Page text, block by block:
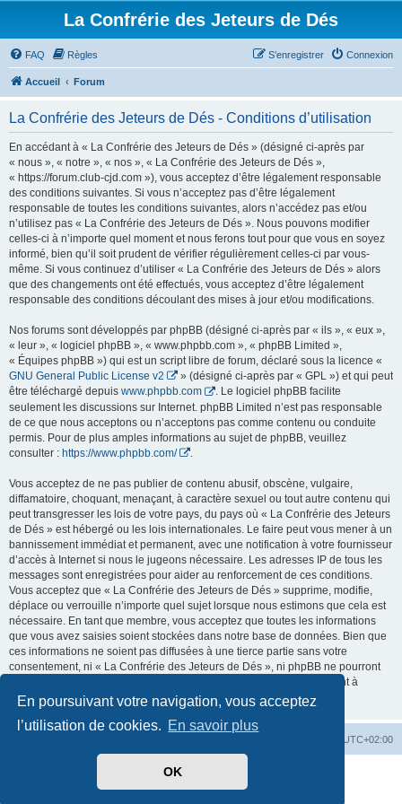
En poursuivant votre navigation, vous acceptez
l’utilisation de cookies. En savoir plus
OK
La Confrérie des Jeteurs de Dés
FAQ Règles Connexion
S’enregistrer
Accueil Forum
La Confrérie des Jeteurs de Dés - Conditions d’utilisation
En accédant à « La Confrérie des Jeteurs de Dés » (désigné ci-après par
« nous », « notre », « nos », « La Confrérie des Jeteurs de Dés »,
« https://forum.club-cjd.com »), vous acceptez d’être légalement responsable
des conditions suivantes. Si vous n’acceptez pas d’être légalement
responsable de toutes les conditions suivantes, alors n’accédez pas et/ou
n’utilisez pas « La Confrérie des Jeteurs de Dés ». Nous pouvons modifier
celles-ci à n’importe quel moment et nous ferons tout pour que vous en soyez
informé, bien qu’il soit prudent de vérifier régulièrement celles-ci par vous-
même. Si vous continuez d’utiliser « La Confrérie des Jeteurs de Dés » alors
que des changements ont été effectués, vous acceptez d’être légalement
responsable des conditions découlant des mises à jour et/ou modifications.
Nos forums sont développés par phpBB (désigné ci-après par « ils », « eux »,
« leur », « logiciel phpBB », « www.phpbb.com », « phpBB Limited »,
« Équipes phpBB ») qui est un script libre de forum, déclaré sous la licence «
GNU General Public License v2
» (désigné ci-après par « GPL ») et qui peut
être téléchargé depuis www.phpbb.com
. Le logiciel phpBB facilite
seulement les discussions sur Internet. phpBB Limited n’est pas responsable
de ce que nous acceptons ou n’acceptons pas comme contenu ou conduite
permis. Pour de plus amples informations au sujet de phpBB, veuillez
consulter : https://www.phpbb.com/
Vous acceptez de ne pas publier de contenu abusif, obscène, vulgaire,
diffamatoire, choquant, menaçant, à caractère sexuel ou tout autre contenu qui
peut transgresser les lois de votre pays, du pays où « La Confrérie des Jeteurs
de Dés » est hébergé ou les lois internationales. Le faire peut vous mener à un
bannissement immédiat et permanent, avec une notification à votre fournisseur
d’accès à Internet si nous le jugeons nécessaire. Les adresses IP de tous les
messages sont enregistrées pour aider au renforcement de ces conditions.
Vous acceptez que « La Confrérie des Jeteurs de Dés » supprime, modifie,
déplace ou verrouille n’importe quel sujet lorsque nous estimons que cela est
nécessaire. En tant que membre, vous acceptez que toutes les informations
que vous avez saisies soient stockées dans notre base de données. Bien que
ces informations ne soient pas diffusées à une tierce partie sans votre
consentement, ni « La Confrérie des Jeteurs de Dés », ni phpBB ne pourront
être tenus comme responsables en cas de tentative de piratage visant à
compromettre les données.
UTC+02:00
phpBB ® Forum Software © phpBB Limited
phpBB-fr.com